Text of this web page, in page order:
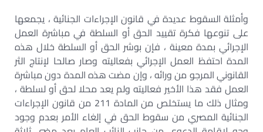
وأمثلة السقوط عديدة في قانون الإجراءات الجنائية ، يجمعها
على تنوعها فكرة تقييد الحق أو السلطة في مباشرة العمل
الإجرائي بمدة معينة ، فإن بوشر الحق أو السلطة خلال هذه
المدة احتفظ العمل الإجرائي بفعاليته وصار صالحا لإنتاج الثر
القانوني المرجو من ورائه ، وإن مضت هذه المدة دون مباشرة
العمل فقد هذا الأخير فعاليته ولم يعد محلا لحق أو لسلطة ،
ومثال ذلك ما يستخلص من المادة 211 من قانون الإجراءات
الجنائية المصري من سقوط الحق في إلغاء الأمر بعدم وجود